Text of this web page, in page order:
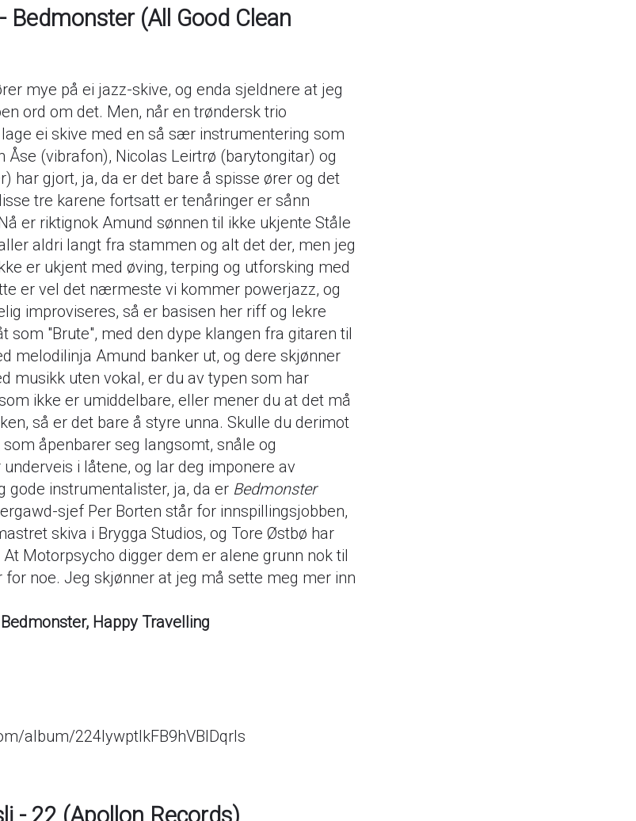
- Bedmonster (All Good Clean
mye på ei jazz-skive, og enda sjeldnere at jeg
ord om det. Men, når en trøndersk trio
ei skive med en så sær instrumentering som
Åse (vibrafon), Nicolas Leirtrø (barytongitar) og
har gjort, ja, da er det bare å spisse ører og det
tre karene fortsatt er tenåringer er sånn
er riktignok Amund sønnen til ikke ukjente Ståle
aldri langt fra stammen og alt det der, men jeg
er ukjent med øving, terping og utforsking med
er vel det nærmeste vi kommer powerjazz, og
improviseres, så er basisen her riff og lekre
som "Brute", med den dype klangen fra gitaren til
melodilinja Amund banker ut, og dere skjønner
musikk uten vokal, er du av typen som har
ikke er umiddelbare, eller mener du at det må
så er det bare å styre unna. Skulle du derimot
åpenbarer seg langsomt, snåle og
i låtene, og lar deg imponere av
gode instrumentalister, ja, da er Bedmonster
sjef Per Borten står for innspillingsjobben,
skiva i Brygga Studios, og Tore Østbø har
Motorpsycho digger dem er alene grunn nok til
for noe. Jeg skjønner at jeg må sette meg mer inn
Happy Travelling
album/224IywptIkFB9hVBlDqrls
- 22 (Apollon Records)